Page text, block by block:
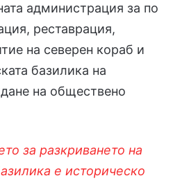
администрация за по
реставрация,
на северен кораб и
базилика на
на обществено
за разкриването на
е историческо